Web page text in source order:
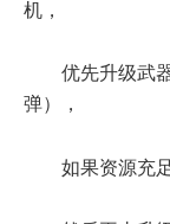
机，
优先升级武
弹），
如果资源充